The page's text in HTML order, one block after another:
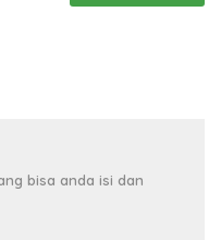
bisa anda isi dan